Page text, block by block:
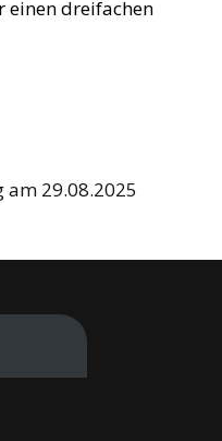
einen dreifachen
29.08.2025